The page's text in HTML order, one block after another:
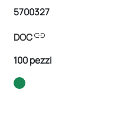
5700327
DOClink
100 pezzi